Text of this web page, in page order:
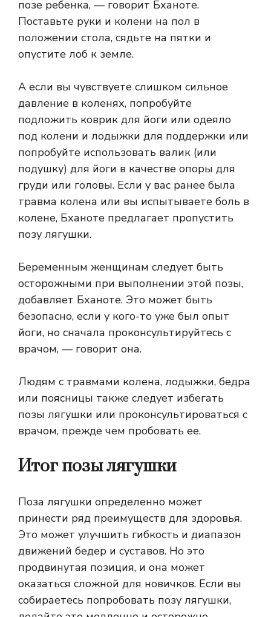
позе ребенка, — говорит Бханоте.
Поставьте руки и колени на пол в
положении стола, сядьте на пятки и
опустите лоб к земле.
А если вы чувствуете слишком сильное
давление в коленях, попробуйте
подложить коврик для йоги или одеяло
под колени и лодыжки для поддержки или
попробуйте использовать валик (или
подушку) для йоги в качестве опоры для
груди или головы. Если у вас ранее была
травма колена или вы испытываете боль в
колене, Бханоте предлагает пропустить
позу лягушки.
Беременным женщинам следует быть
осторожными при выполнении этой позы,
добавляет Бханоте. Это может быть
безопасно, если у кого-то уже был опыт
йоги, но сначала проконсультируйтесь с
врачом, — говорит она.
Людям с травмами колена, лодыжки, бедра
или поясницы также следует избегать
позы лягушки или проконсультироваться с
врачом, прежде чем пробовать ее.
Итог позы лягушки
Поза лягушки определенно может
принести ряд преимуществ для здоровья.
Это может улучшить гибкость и диапазон
движений бедер и суставов. Но это
продвинутая позиция, и она может
оказаться сложной для новичков. Если вы
собираетесь попробовать позу лягушки,